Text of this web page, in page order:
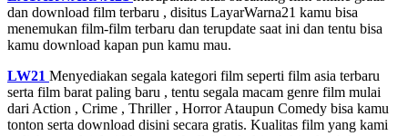
dan download film terbaru , disitus LayarWarna21 kamu bisa
menemukan film-film terbaru dan terupdate saat ini dan tentu bisa
kamu download kapan pun kamu mau.
LW21 Menyediakan segala kategori film seperti film asia terbaru
serta film barat paling baru , tentu segala macam genre film mulai
dari Action , Crime , Thriller , Horror Ataupun Comedy bisa kamu
tonton serta download disini secara gratis. Kualitas film yang kami